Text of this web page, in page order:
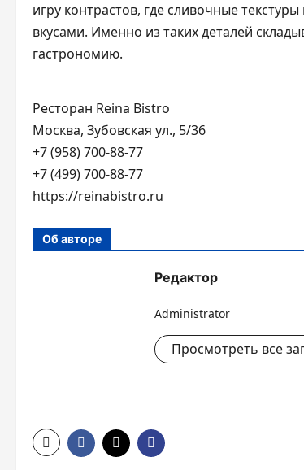
игру контрастов, где сливочные
вкусами. Именно из таких деталей
гастрономию.
Ресторан Reina Bistro
Москва, Зубовская ул., 5/36
+7 (958) 700-88-77
+7 (499) 700-88-77
https://reinabistro.ru
Об авторе
Редактор
Administrator
Просмотреть все